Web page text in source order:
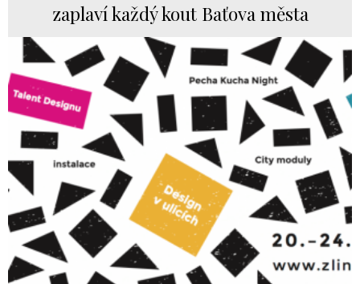
zaplaví každý kout Baťova města